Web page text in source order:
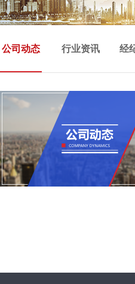
公司动态 行业资讯 经